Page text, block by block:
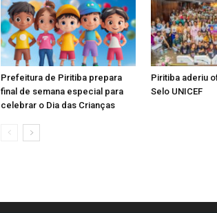
Prefeitura de Piritiba prepara
final de semana especial para
celebrar o Dia das Crianças
Piritiba aderiu
Selo UNICEF